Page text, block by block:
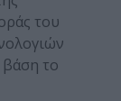
του
βάση το